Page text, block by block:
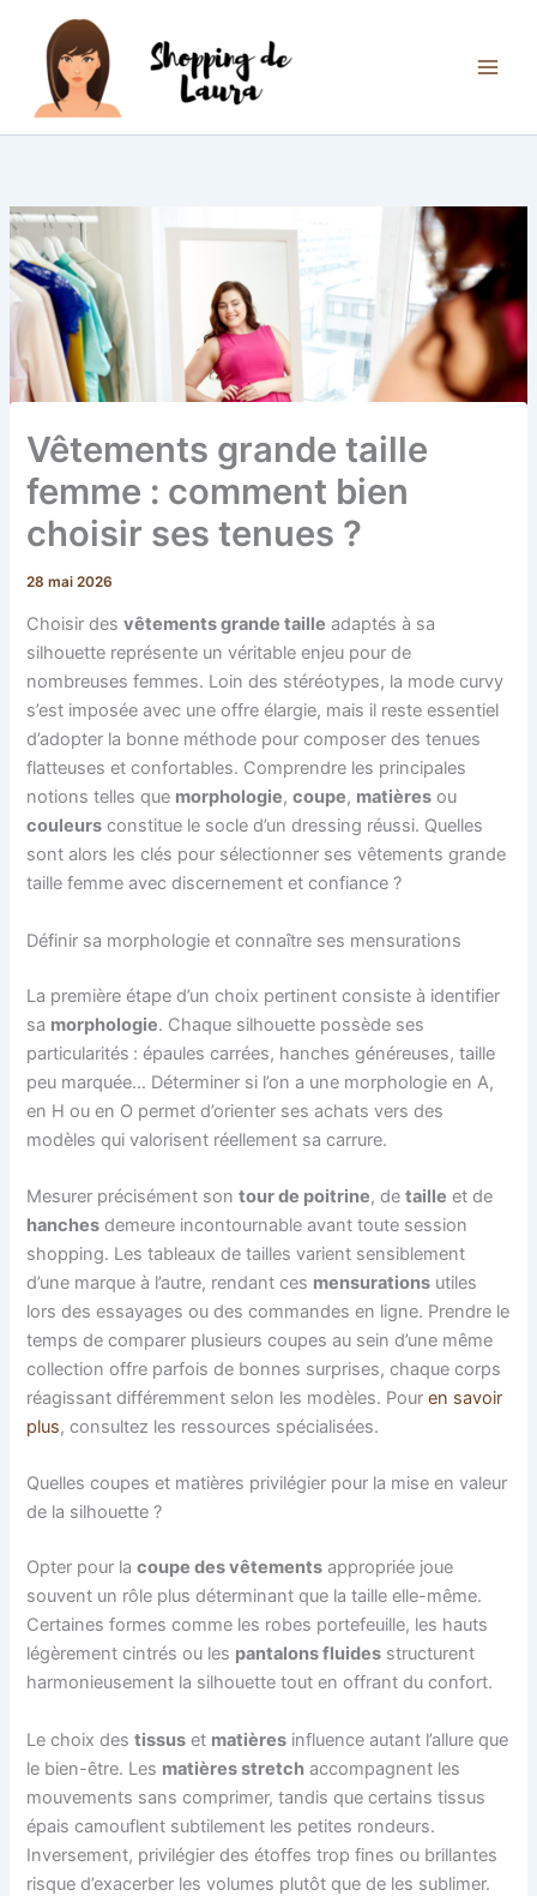
contenu
Vêtements grande taille
femme : comment bien
choisir ses tenues ?
28 mai 2026
Choisir desvêtements grande taille adaptés à sa
silhouette représente un véritable enjeu pour de
nombreuses femmes. Loin des stéréotypes, la mode curvy
s’est imposée avec une offre élargie, mais il reste essentiel
d’adopter la bonne méthode pour composer des tenues
flatteuses et confortables. Comprendre les principales
notions telles que morphologie,coupe, matières ou
couleurs constitue le socle d’un dressing réussi. Quelles
sont alors les clés pour sélectionner ses vêtements grande
taille femme avec discernement et confiance ?
Définir sa morphologie et connaître ses mensurations
La première étape d’un choix pertinent consiste à identifier
sa morphologie. Chaque silhouette possède ses
particularités : épaules carrées, hanches généreuses, taille
peu marquée… Déterminer si l’on a une morphologie en A,
en H ou en O permet d’orienter ses achats vers des
modèles qui valorisent réellement sa carrure.
Mesurer précisément sontour de poitrine, detaille et de
hanches demeure incontournable avant toute session
shopping. Les tableaux de tailles varient sensiblement
d’une marque à l’autre, rendant ces mensurations utiles
lors des essayages ou des commandes en ligne. Prendre le
temps de comparer plusieurs coupes au sein d’une même
collection offre parfois de bonnes surprises, chaque corps
réagissant différemment selon les modèles. Pouren savoir
plus, consultez les ressources spécialisées.
Quelles coupes et matières privilégier pour la mise en valeur
de la silhouette ?
Opter pour lacoupe des vêtements appropriée joue
souvent un rôle plus déterminant que la taille elle-même.
Certaines formes comme les robes portefeuille, les hauts
légèrement cintrés ou les pantalons fluides structurent
harmonieusement la silhouette tout en offrant du confort.
Le choix destissus et matières influence autant l’allure que
le bien-être. Les matières stretch accompagnent les
mouvements sans comprimer, tandis que certains tissus
épais camouflent subtilement les petites rondeurs.
Inversement, privilégier des étoffes trop fines ou brillantes
risque d’exacerber les volumes plutôt que de les sublimer.